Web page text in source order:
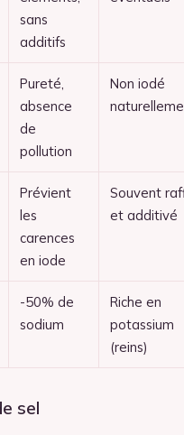
sans
additifs
Pureté,
absence
de
pollution
Non iodé
Prévient
les
carences
en iode
Souvent
et additivé
-50% de
sodium
Riche en
potassium
(reins)
sel